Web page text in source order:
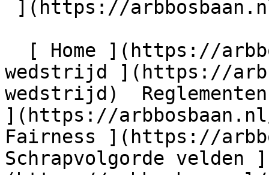
wedstrijd ](https://
wedstrijd)
](https://
Fairness ](https://
Schrapvolgorde velden ]